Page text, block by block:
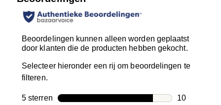
Beoordelingen kunnen alleen worden geplaatst
door klanten die de producten hebben gekocht.
Selecteer hieronder een rij om beoordelingen te
filteren.
5 sterren sterren
10